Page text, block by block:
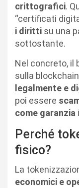
crittografici.
“certificati
i diritti su una
sottostante.
Nel concreto, il
sulla
legalmente e
poi essere
come garanzia
Perché
fisico?
La
economici e